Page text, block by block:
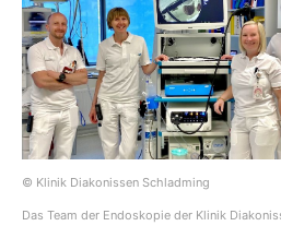
© Klinik Diakonissen Schladming
Das Team der Endoskopie der Klinik